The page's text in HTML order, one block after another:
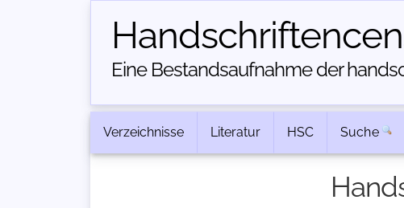
Eine Bestandsaufnahme der
Verzeichnisse Literatur HSC Suche